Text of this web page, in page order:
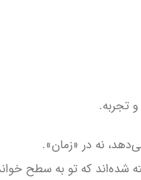
تجربه.
نه در «زمان».
شده‌اند که تو به سطح